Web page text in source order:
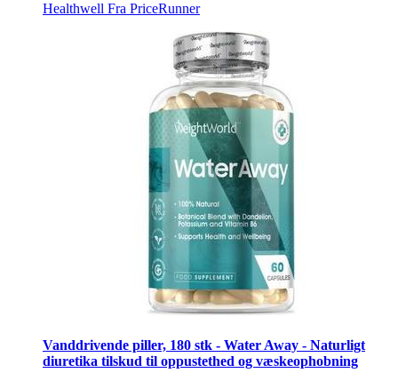
Healthwell Fra PriceRunner
Vanddrivende piller, 180 stk - Water Away - Naturligt
diuretika tilskud til oppustethed og væskeophobning